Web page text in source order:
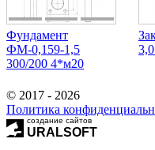
Фундамент
ФМ-0,159-1,5
300/200 4*м20
© 2017 - 2026
Политика
создание сайтов
URALSOFT